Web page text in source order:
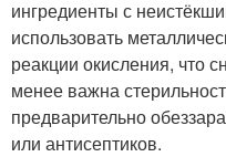
ингредиенты с
использовать
реакции окисления, что
менее важна
предварительно
или антисептиков.